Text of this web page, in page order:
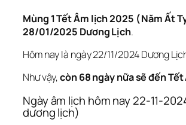
Mùng 1 Tết Âm lịch 2025 ( Năm Ất
28/01/2025 Dương Lịch.
Hôm nay là ngày 22/11/2024 Dương
Như vậy, còn 68 ngày nữa sẽ đến
Ngày âm lịch hôm nay 22-11-
dương lịch)